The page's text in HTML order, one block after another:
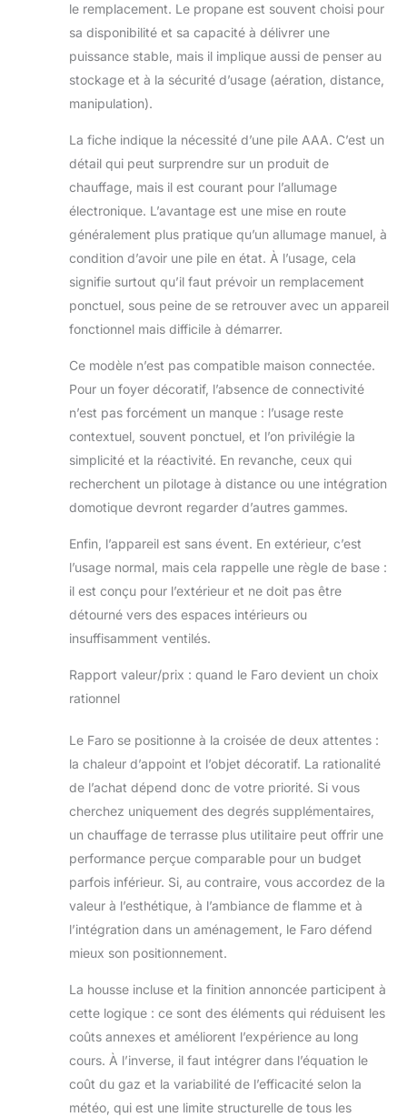
le remplacement. Le propane est souvent choisi pour
sa disponibilité et sa capacité à délivrer une
puissance stable, mais il implique aussi de penser au
stockage et à la sécurité d’usage (aération, distance,
manipulation).
La fiche indique la nécessité d’une pile AAA. C’est un
détail qui peut surprendre sur un produit de
chauffage, mais il est courant pour l’allumage
électronique. L’avantage est une mise en route
généralement plus pratique qu’un allumage manuel, à
condition d’avoir une pile en état. À l’usage, cela
signifie surtout qu’il faut prévoir un remplacement
ponctuel, sous peine de se retrouver avec un appareil
fonctionnel mais difficile à démarrer.
Ce modèle n’est pas compatible maison connectée.
Pour un foyer décoratif, l’absence de connectivité
n’est pas forcément un manque : l’usage reste
contextuel, souvent ponctuel, et l’on privilégie la
simplicité et la réactivité. En revanche, ceux qui
recherchent un pilotage à distance ou une intégration
domotique devront regarder d’autres gammes.
Enfin, l’appareil est sans évent. En extérieur, c’est
l’usage normal, mais cela rappelle une règle de base :
il est conçu pour l’extérieur et ne doit pas être
détourné vers des espaces intérieurs ou
insuffisamment ventilés.
Rapport valeur/prix : quand le Faro devient un choix
rationnel
Le Faro se positionne à la croisée de deux attentes :
la chaleur d’appoint et l’objet décoratif. La rationalité
de l’achat dépend donc de votre priorité. Si vous
cherchez uniquement des degrés supplémentaires,
un chauffage de terrasse plus utilitaire peut offrir une
performance perçue comparable pour un budget
parfois inférieur. Si, au contraire, vous accordez de la
valeur à l’esthétique, à l’ambiance de flamme et à
l’intégration dans un aménagement, le Faro défend
mieux son positionnement.
La housse incluse et la finition annoncée participent à
cette logique : ce sont des éléments qui réduisent les
coûts annexes et améliorent l’expérience au long
cours. À l’inverse, il faut intégrer dans l’équation le
coût du gaz et la variabilité de l’efficacité selon la
météo, qui est une limite structurelle de tous les